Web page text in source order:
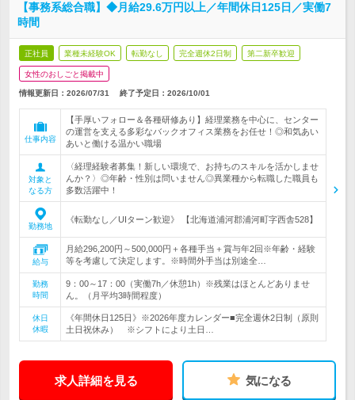
【事務系総合職】◆月給29.6万円以上／年間休日125日／実働7
時間
正社員 業種未経験OK 転勤なし 完全週休2日制 第二新卒歓迎
女性のおしごと掲載中
情報更新日：2026/07/31 終了予定日： 2026/10/01
仕事内容
【手厚いフォロー＆各種研修あり】経理業務を中心に、センター
の運営を支える多彩なバックオフィス業務をお任せ！◎和気あい
あいと働ける温かい職場
対象と
なる方
〈経理経験者募集！新しい環境で、お持ちのスキルを活かしませ
んか？〉◎年齢・性別は問いません◎異業種から転職した職員も
多数活躍中！
勤務地
《転勤なし／UIターン歓迎》 【北海道浦河郡浦河町字西舎528】
給与
月給296,200円～500,000円＋各種手当＋賞与年2回※年齢・経験
等を考慮して決定します。※時間外手当は別途全…
勤務
時間
9：00～17：00（実働7h／休憩1h）※残業はほとんどありませ
ん。（月平均3時間程度）
休日
休暇
《年間休日125日》※2026年度カレンダー■完全週休2日制（原則
土日祝休み） ※シフトにより土日…
求人詳細を見る 気になる